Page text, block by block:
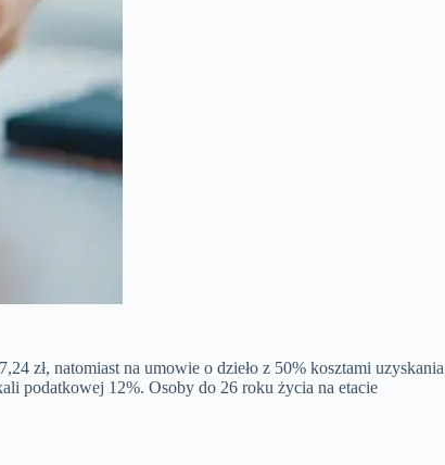
zł, natomiast na umowie o dzieło z 50% kosztami uzyskania
podatkowej 12%. Osoby do 26 roku życia na etacie